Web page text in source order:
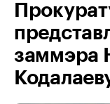
заммэра